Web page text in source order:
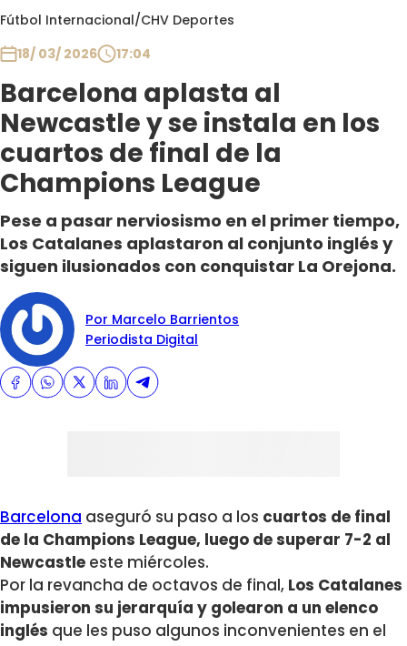
Fútbol Internacional/CHV Deportes
18/ 03/ 2026
17:04
Barcelona aplasta al
Newcastle y se instala en los
cuartos de final de la
Champions League
Pese a pasar nerviosismo en el primer tiempo,
Los Catalanes aplastaron al conjunto inglés y
siguen ilusionados con conquistar La Orejona.
Por Marcelo Barrientos
Periodista Digital
Barcelona aseguró su paso a los cuartos de final
de la Champions League, luego de superar 7-2 al
Newcastle este miércoles.
Por la revancha de octavos de final, Los Catalanes
impusieron su jerarquía y golearon a un elenco
inglés que les puso algunos inconvenientes en el